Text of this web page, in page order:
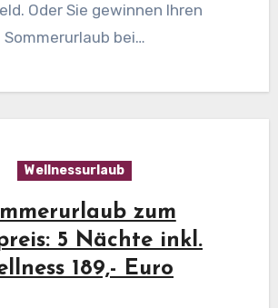
Oder Sie gewinnen Ihren
Sommerurlaub bei…
Wellnessurlaub
zum
5 Nächte inkl.
189,- Euro